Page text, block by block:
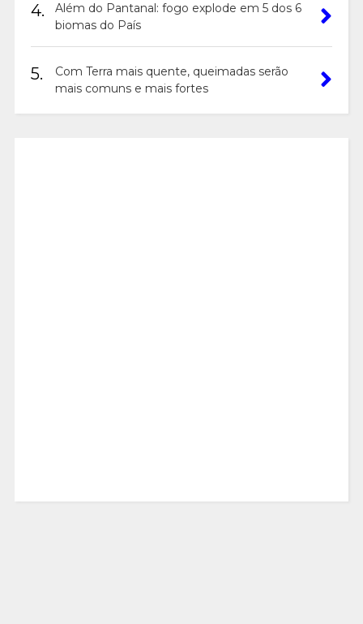
4.
Além do Pantanal: fogo explode em 5 dos 6
biomas do País
5.
Com Terra mais quente, queimadas serão
mais comuns e mais fortes